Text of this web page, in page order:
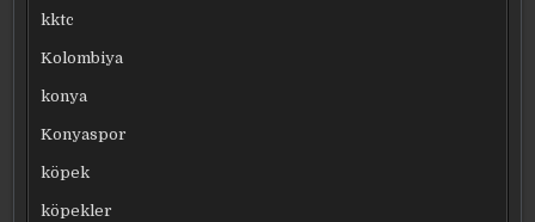
kktc
Kolombiya
konya
Konyaspor
köpek
köpekler